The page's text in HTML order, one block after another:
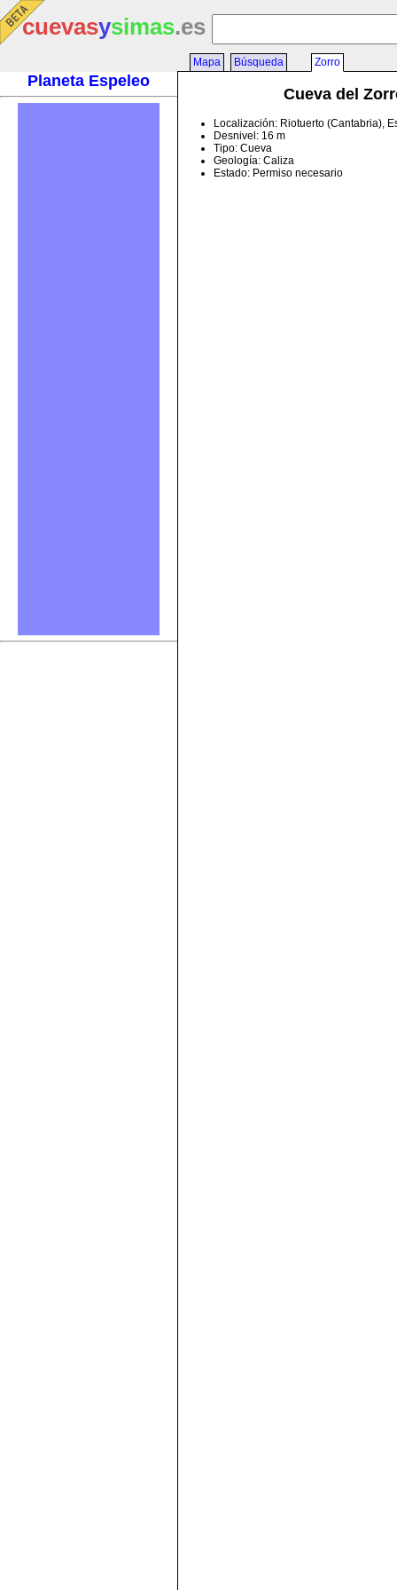
cuevasysimas.es
Planeta Espeleo
Mapa Búsqueda Zorro
Cueva del
Localización: Riotuerto (Cantabria),
Desnivel: 16 m
Tipo: Cueva
Geología: Caliza
Estado: Permiso necesario